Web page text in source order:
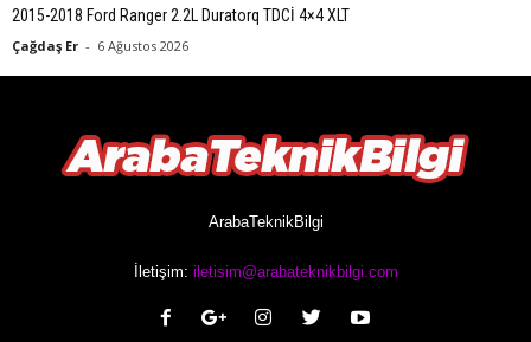
2015-2018 Ford Ranger 2.2L Duratorq TDCİ 4×4 XLT
Çağdaş Er - 6 Ağustos 2026
ArabaTeknikBilgi
İletişim: iletisim@arabateknikbilgi.com